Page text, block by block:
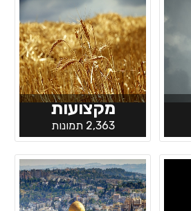
מקצועות
2,363 תמונות